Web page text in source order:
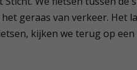
geraas van verkeer. Het
kijken we terug op